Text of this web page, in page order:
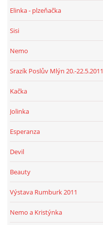
Elinka - plzeňačka
Sisi
Nemo
Srazík Poslův Mlýn 20.-22.5.2011
Kačka
Jolinka
Esperanza
Devil
Beauty
Výstava Rumburk 2011
Nemo a Kristýnka